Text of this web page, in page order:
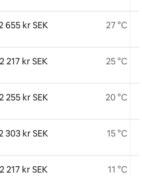
655 kr SEK
2 217 kr SEK
2 255 kr SEK
303 kr SEK
2 217 kr SEK
27 °C
25 °C
20 °C
15 °C
11 °C